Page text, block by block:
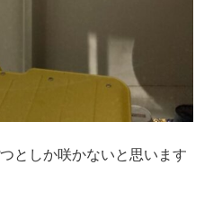
としか咲かないと思います